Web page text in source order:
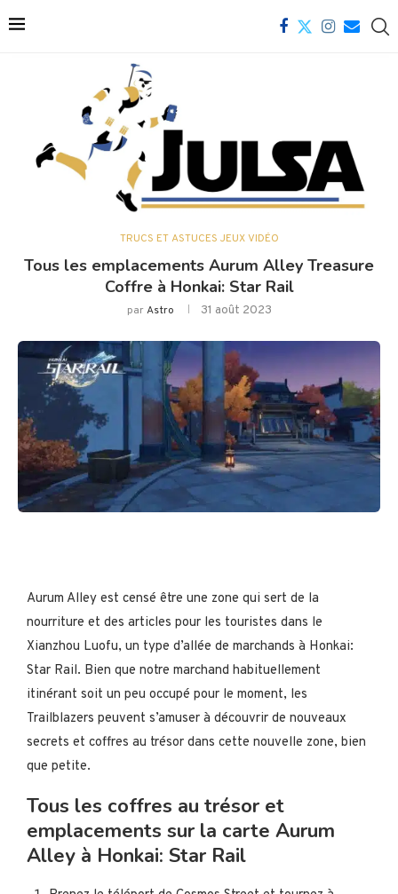
TRUCS ET ASTUCES JEUX VIDÉO
Tous les emplacements Aurum Alley Treasure
Coffre à Honkai: Star Rail
parAstro 31 août 2023
Aurum Alley est censé être une zone qui sert de la
nourriture et des articles pour les touristes dans le
Xianzhou Luofu, un type d’allée de marchands à Honkai:
Star Rail. Bien que notre marchand habituellement
itinérant soit un peu occupé pour le moment, les
Trailblazers peuvent s’amuser à découvrir de nouveaux
secrets et coffres au trésor dans cette nouvelle zone, bien
que petite.
Tous les coffres au trésor et
emplacements sur la carte Aurum
Alley à Honkai: Star Rail